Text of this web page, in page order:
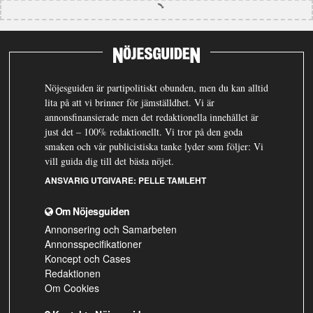
Nöjesguiden är partipolitiskt obunden, men du kan alltid
lita på att vi brinner för jämställdhet. Vi är
annonsfinansierade men det redaktionella innehållet är
just det – 100% redaktionellt. Vi tror på den goda
smaken och vår publicistiska tanke lyder som följer: Vi
vill guida dig till det bästa nöjet.
ANSVARIG UTGIVARE: PELLE TAMLEHT
Om Nöjesguiden
Annonsering och Samarbeten
Annonsspecifikationer
Koncept och Cases
Redaktionen
Om Cookies